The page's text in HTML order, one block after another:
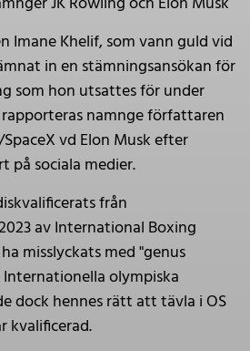
Imane Khelif, som vann guld vid
in en stämningsansökan för
som hon utsattes för under
namnge författaren
vd Elon Musk efter
på sociala medier.
från
av International Boxing
misslyckats med "genus
olympiska
dock hennes rätt att tävla i OS
kvalificerad.